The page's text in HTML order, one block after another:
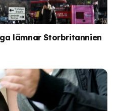
lämnar Storbritannien